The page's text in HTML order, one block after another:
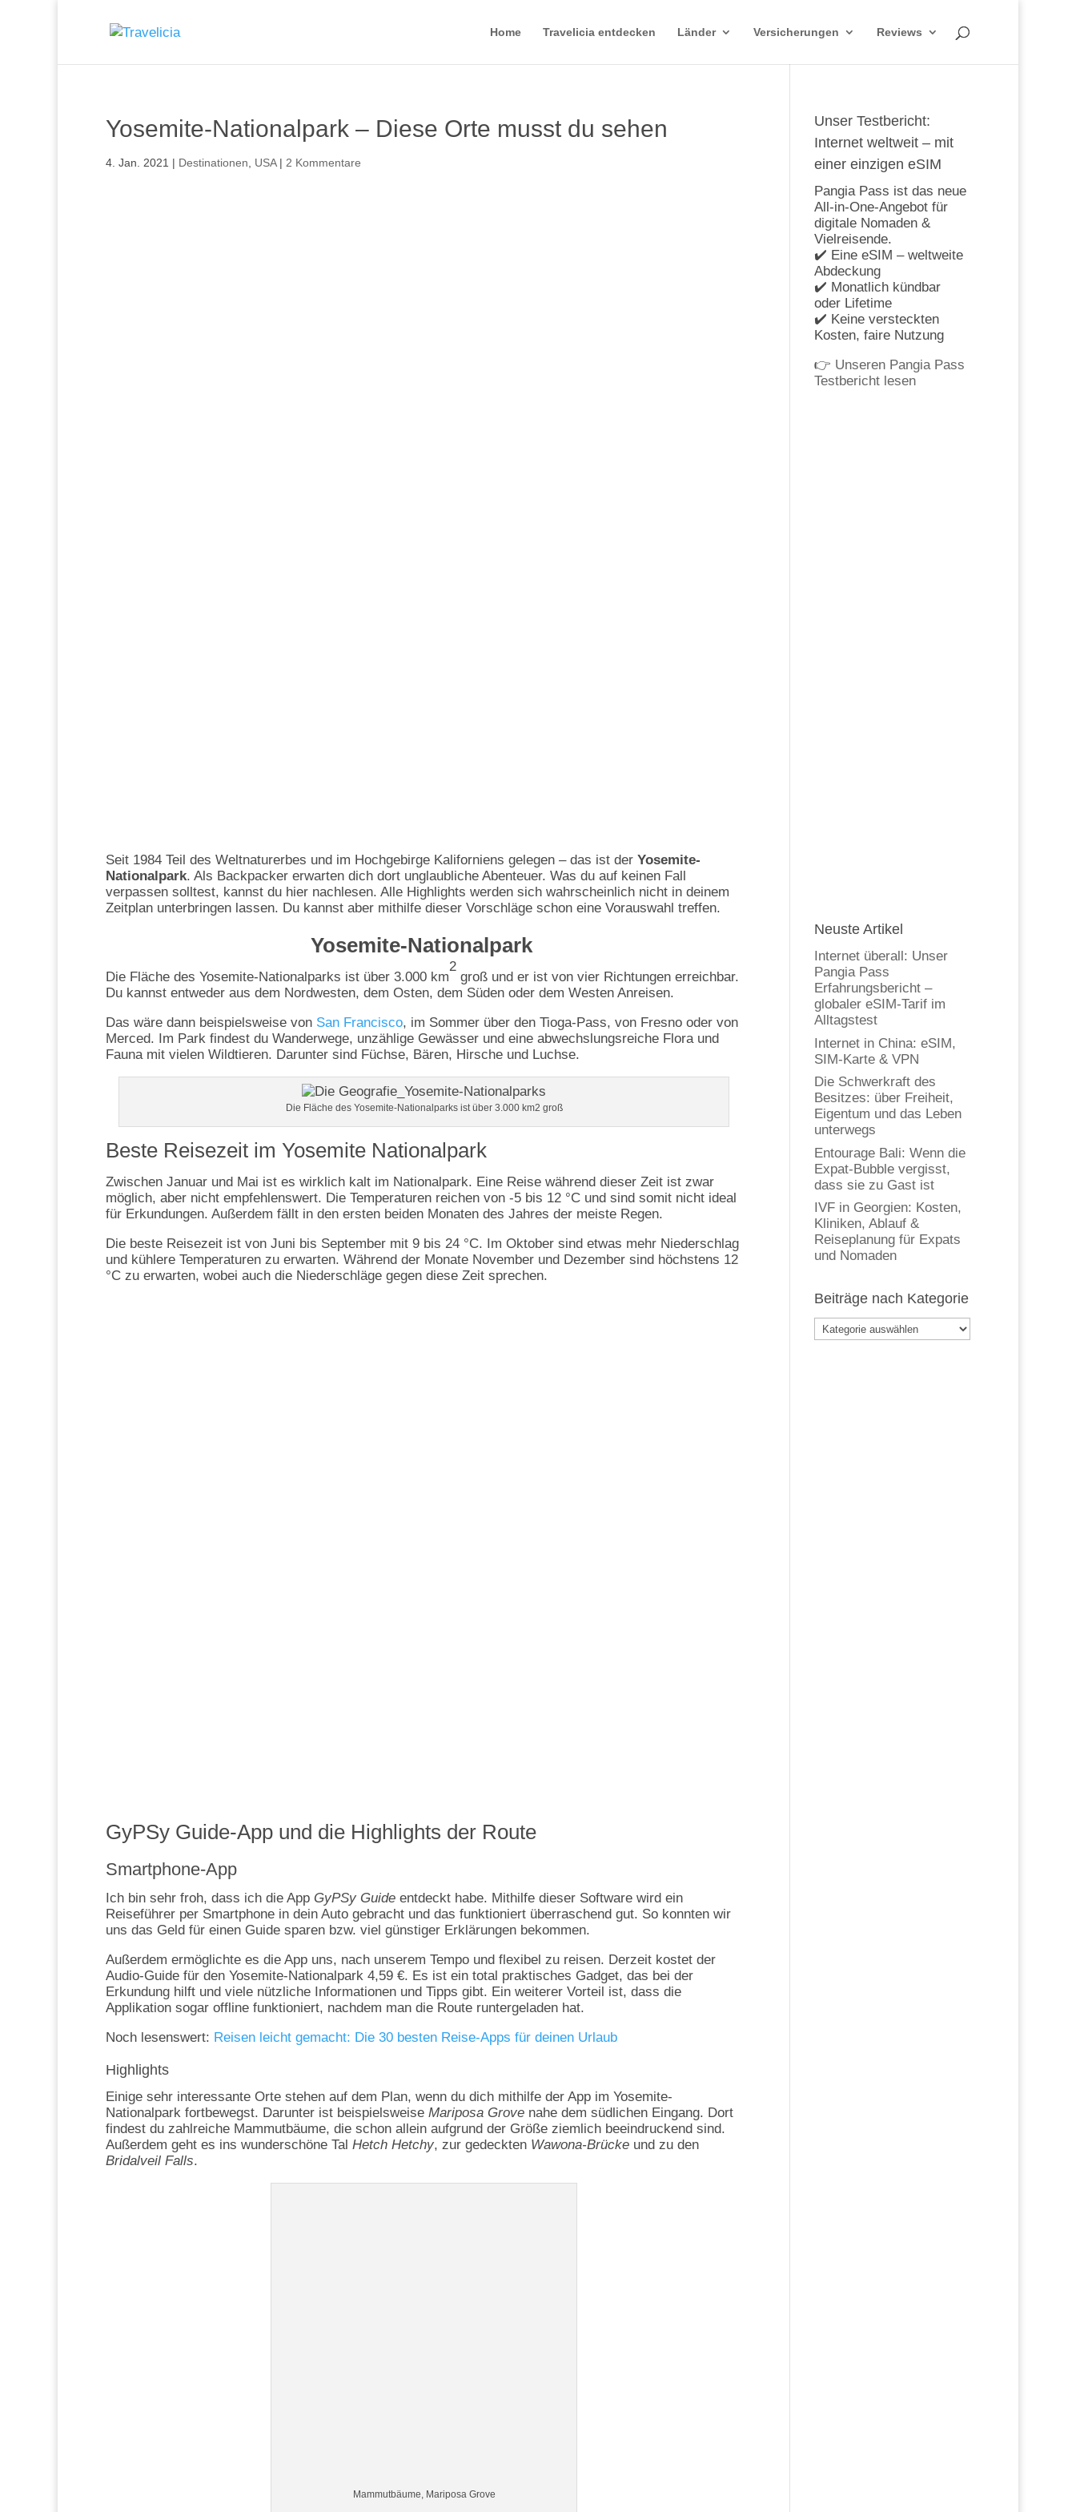
Home Travelicia entdecken Länder Versicherungen Reviews
Yosemite-Nationalpark – Diese Orte musst du sehen
4. Jan. 2021 | Destinationen USA| 2 Kommentare
Seit 1984 Teil des Weltnaturerbes und im Hochgebirge Kaliforniens gelegen – das ist der Yosemite-
Nationalpark. Als Backpacker erwarten dich dort unglaubliche Abenteuer. Was du auf keinen Fall
verpassen solltest, kannst du hier nachlesen. Alle Highlights werden sich wahrscheinlich nicht in deinem
Zeitplan unterbringen lassen. Du kannst aber mithilfe dieser Vorschläge schon eine Vorauswahl treffen.
Yosemite-Nationalpark
Die Fläche des Yosemite-Nationalparks ist über 3.000 km
2
groß und er ist von vier Richtungen erreichbar.
Du kannst entweder aus dem Nordwesten, dem Osten, dem Süden oder dem Westen Anreisen.
Das wäre dann beispielsweise von San Francisco, im Sommer über den Tioga-Pass, von Fresno oder von
Merced. Im Park findest du Wanderwege, unzählige Gewässer und eine abwechslungsreiche Flora und
Fauna mit vielen Wildtieren. Darunter sind Füchse, Bären, Hirsche und Luchse.
Die Fläche des Yosemite-Nationalparks ist über 3.000 km2 groß
Beste Reisezeit im Yosemite Nationalpark
Zwischen Januar und Mai ist es wirklich kalt im Nationalpark. Eine Reise während dieser Zeit ist zwar
möglich, aber nicht empfehlenswert. Die Temperaturen reichen von -5 bis 12 °C und sind somit nicht ideal
für Erkundungen. Außerdem fällt in den ersten beiden Monaten des Jahres der meiste Regen.
Die beste Reisezeit ist von Juni bis September mit 9 bis 24 °C. Im Oktober sind etwas mehr Niederschlag
und kühlere Temperaturen zu erwarten. Während der Monate November und Dezember sind höchstens 12
°C zu erwarten, wobei auch die Niederschläge gegen diese Zeit sprechen.
GyPSy Guide-App und die Highlights der Route
Smartphone-App
Ich bin sehr froh, dass ich die App GyPSy Guide entdeckt habe. Mithilfe dieser Software wird ein
Reiseführer per Smartphone in dein Auto gebracht und das funktioniert überraschend gut. So konnten wir
uns das Geld für einen Guide sparen bzw. viel günstiger Erklärungen bekommen.
Außerdem ermöglichte es die App uns, nach unserem Tempo und flexibel zu reisen. Derzeit kostet der
Audio-Guide für den Yosemite-Nationalpark 4,59 €. Es ist ein total praktisches Gadget, das bei der
Erkundung hilft und viele nützliche Informationen und Tipps gibt. Ein weiterer Vorteil ist, dass die
Applikation sogar offline funktioniert, nachdem man die Route runtergeladen hat.
Noch lesenswert: Reisen leicht gemacht: Die 30 besten Reise-Apps für deinen Urlaub
Highlights
Einige sehr interessante Orte stehen auf dem Plan, wenn du dich mithilfe der App im Yosemite-
Nationalpark fortbewegst. Darunter ist beispielsweise Mariposa Grove nahe dem südlichen Eingang. Dort
findest du zahlreiche Mammutbäume, die schon allein aufgrund der Größe ziemlich beeindruckend sind.
Außerdem geht es ins wunderschöne Tal Hetch Hetchy, zur gedeckten Wawona-Brücke und zu den
Bridalveil Falls.
Mammutbäume, Mariposa Grove
Unser Testbericht:
Internet weltweit – mit
einer einzigen eSIM
Pangia Pass ist das neue
All-in-One-Angebot für
digitale Nomaden &
Vielreisende.
✔️ Eine eSIM – weltweite
Abdeckung
✔️ Monatlich kündbar
oder Lifetime
✔️ Keine versteckten
Kosten, faire Nutzung
👉 Unseren Pangia Pass
Testbericht lesen
Neuste Artikel
Internet überall: Unser
Pangia Pass
Erfahrungsbericht –
globaler eSIM-Tarif im
Alltagstest
Internet in China: eSIM,
SIM-Karte & VPN
Die Schwerkraft des
Besitzes: über Freiheit,
Eigentum und das Leben
unterwegs
Entourage Bali: Wenn die
Expat-Bubble vergisst,
dass sie zu Gast ist
IVF in Georgien: Kosten,
Kliniken, Ablauf &
Reiseplanung für Expats
und Nomaden
Beiträge nach Kategorie
Beiträge
nach